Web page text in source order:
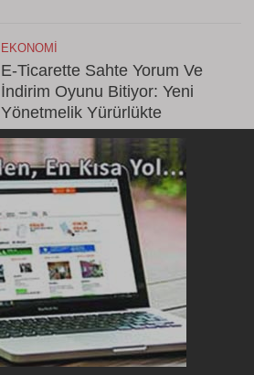
EKONOMI
E-Ticarette Sahte Yorum Ve
İndirim Oyunu Bitiyor: Yeni
Yönetmelik Yürürlükte